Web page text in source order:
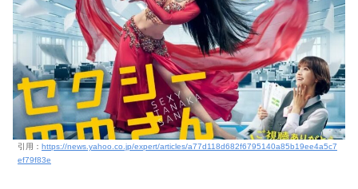
引用： https://news.yahoo.co.jp/expert/articles/a77d118d682f6795140a85b19ee4a5c7
ef79f83e